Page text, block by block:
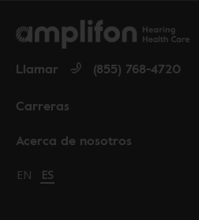
Acerca de nosotros
Carreras
Llamar (855) 768-4720
Change language to English
EN Cambiar idioma a español
ES